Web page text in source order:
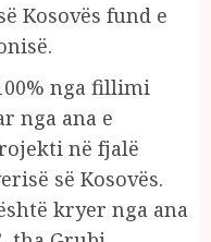
Kosovës fund e
nga fillimi
nga ana e
në fjalë
së Kosovës.
kryer nga ana